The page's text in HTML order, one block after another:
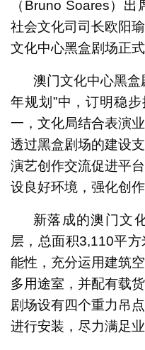
（Bruno Soares）
社会文化司司长欧阳
文化中心黑盒剧场正式
澳门文化中心黑盒
年规划”中，订明稳
一，文化局结合表演
透过黑盒剧场的建设
演艺创作交流促进平
设良好环境，强化创
新落成的澳门文
层，总面积3,110平
能性，充分运用建筑
多用途室，并配有载
剧场设有四个重力吊
进行安装，尽力满足